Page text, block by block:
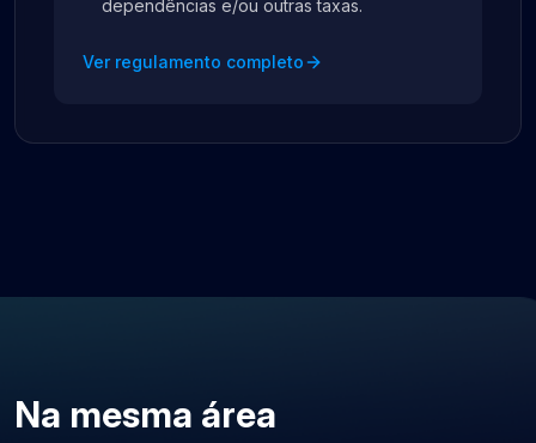
dependências e/ou outras taxas.
Ver regulamento completo
Na mesma área